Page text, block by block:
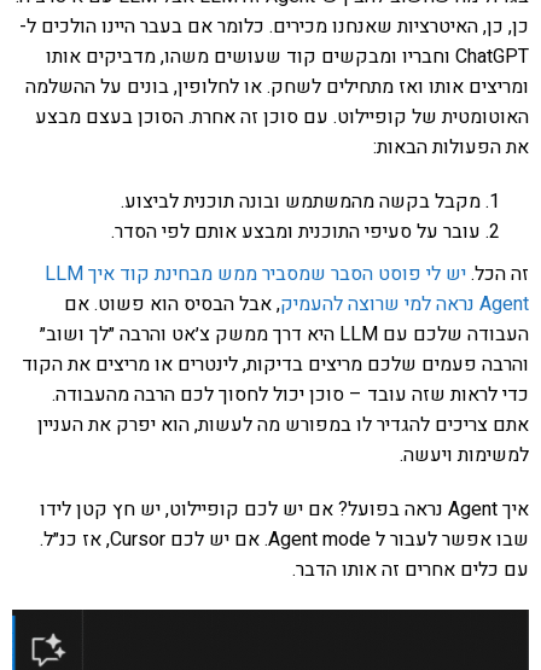
כן, כן, האיטרציות שאנחנו מכירים. כלומר אם בעבר היינו הולכים ל-
ChatGPT וחבריו ומבקשים קוד שעושים משהו, מדביקים אותו
ומריצים אותו ואז מתחילים לשחק. או לחלופין, בונים על ההשלמה
האוטומטית של קופיילוט. עם סוכן זה אחרת. הסוכן בעצם מבצע
את הפעולות הבאות:
מקבל בקשה מהמשתמש ובונה תוכנית לביצוע.
עובר על סעיפי התוכנית ומבצע אותם לפי הסדר.
זה הכל.
יש לי פוסט הסבר שמסביר ממש מבחינת קוד איך LLM
Agent נראה למי שרוצה להעמיק
, אבל הבסיס הוא פשוט. אם
העבודה שלכם עם LLM היא דרך ממשק צ׳אט והרבה ״לך ושוב״
והרבה פעמים שלכם מריצים בדיקות, לינטרים או מריצים את הקוד
כדי לראות שזה עובד – סוכן יכול לחסוך לכם הרבה מהעבודה.
אתם צריכים להגדיר לו במפורש מה לעשות, הוא יפרק את העניין
למשימות ויעשה.
איך Agent נראה בפועל? אם יש לכם קופיילוט, יש חץ קטן לידו
שבו אפשר לעבור ל Agent mode. אם יש לכם Cursor, אז כנ״ל.
עם כלים אחרים זה אותו הדבר.